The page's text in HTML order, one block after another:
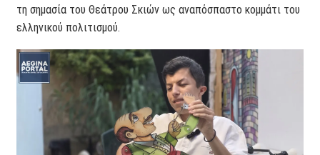
τη σημασία του Θεάτρου Σκιών ως αναπόσπαστο κομμάτι του
ελληνικού πολιτισμού.